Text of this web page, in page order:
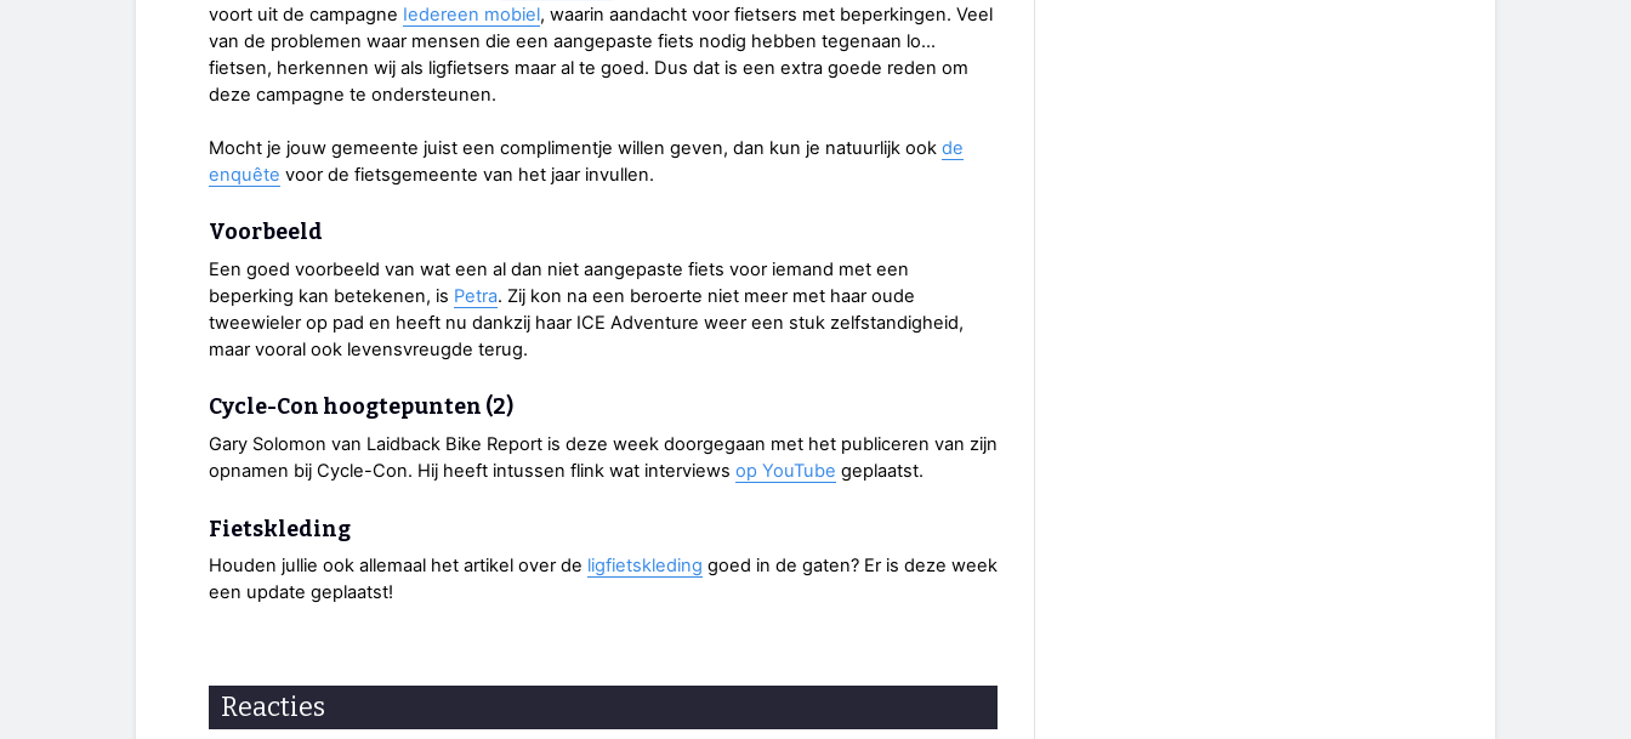
voort uit de campagne Iedereen mobiel, waarin aandacht voor fietsers met beperkingen. Veel
van de problemen waar mensen die een aangepaste fiets nodig hebben tegenaan lo...
fietsen, herkennen wij als ligfietsers maar al te goed. Dus dat is een extra goede reden om
deze campagne te ondersteunen.
Mocht je jouw gemeente juist een complimentje willen geven, dan kun je natuurlijk ook de
enquête voor de fietsgemeente van het jaar invullen.
Voorbeeld
Een goed voorbeeld van wat een al dan niet aangepaste fiets voor iemand met een
beperking kan betekenen, is Petra. Zij kon na een beroerte niet meer met haar oude
tweewieler op pad en heeft nu dankzij haar ICE Adventure weer een stuk zelfstandigheid,
maar vooral ook levensvreugde terug.
Cycle-Con hoogtepunten (2)
Gary Solomon van Laidback Bike Report is deze week doorgegaan met het publiceren van zijn
opnamen bij Cycle-Con. Hij heeft intussen flink wat interviews op YouTube geplaatst.
Fietskleding
Houden jullie ook allemaal het artikel over de ligfietskleding goed in de gaten? Er is deze week
een update geplaatst!
Reacties